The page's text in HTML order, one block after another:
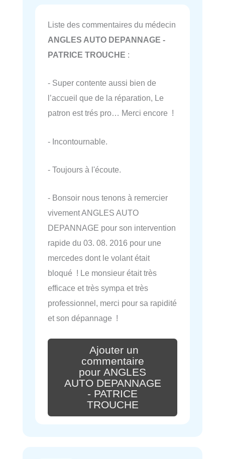
Liste des commentaires du médecin
ANGLES AUTO DEPANNAGE -
PATRICE TROUCHE :
- Super contente aussi bien de
l’accueil que de la réparation, Le
patron est trés pro… Merci encore !
- Incontournable.
- Toujours à l'écoute.
- Bonsoir nous tenons à remercier
vivement ANGLES AUTO
DEPANNAGE pour son intervention
rapide du 03. 08. 2016 pour une
mercedes dont le volant était
bloqué ! Le monsieur était très
efficace et très sympa et très
professionnel, merci pour sa rapidité
et son dépannage !
Ajouter un
commentaire
pour ANGLES
AUTO DEPANNAGE
- PATRICE
TROUCHE